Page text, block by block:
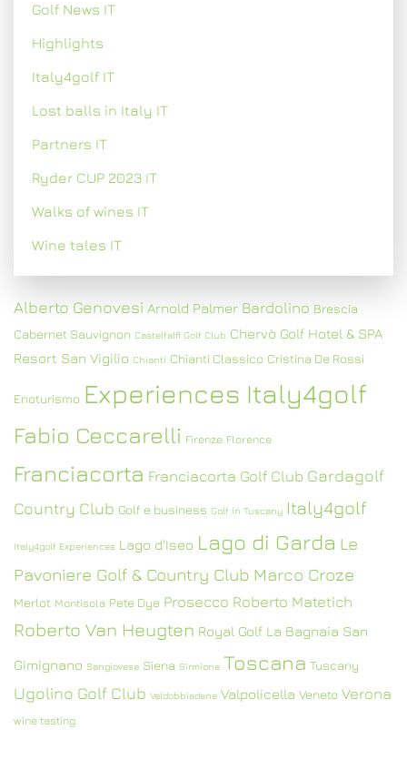
Golf News IT
Highlights
Italy4golf IT
Lost balls in Italy IT
Partners IT
Ryder CUP 2023 IT
Walks of wines IT
Wine tales IT
Alberto Genovesi Arnold Palmer Bardolino Brescia
Cabernet Sauvignon Castelfalfi Golf Club Chervò Golf Hotel & SPA
Resort San Vigilio Chianti Chianti Classico Cristina De Rossi
Enoturismo Experiences Italy4golf
Fabio Ceccarelli Firenze Florence
Franciacorta Franciacorta Golf Club Gardagolf
Country Club Golf e business Golf in Tuscany Italy4golf
Italy4golf Experiences Lago d'Iseo Lago di Garda Le
Pavoniere Golf & Country Club Marco Croze
Merlot Montisola Pete Dye Prosecco Roberto Matetich
Roberto Van Heugten Royal Golf La Bagnaia San
Gimignano Sangiovese Siena Sirmione Toscana Tuscany
Ugolino Golf Club Valdobbiadene Valpolicella Veneto Verona
wine tasting